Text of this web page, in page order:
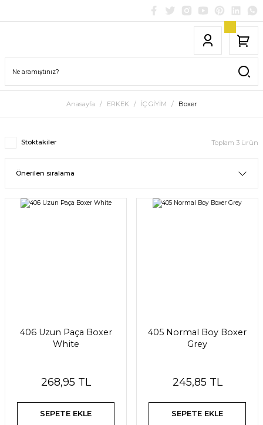
Anasayfa ERKEK İÇ GİYİM Boxer
Stoktakiler Toplam 3 ürün
406 Uzun Paça Boxer
White
268,95 TL
SEPETE EKLE
405 Normal Boy Boxer
Grey
245,85 TL
SEPETE EKLE